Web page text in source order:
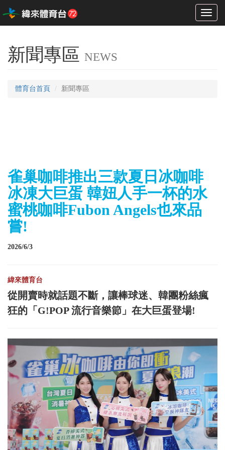
Toggle
新聞專區 NEWS
體育台首頁 新聞專區
雀巢咖啡推出三款夏日冰咖啡
冰凍大巨蛋 韓妞人手一杯的水
蜜桃咖啡Fubon Angels也來品
嘗!
2026/6/3
緯來體育台
從開賣時就話題不斷，讓棒球迷、韓團粉絲瘋
狂的「G!POP 流行音樂節」在大巨蛋登場!